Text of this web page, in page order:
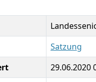
Satzung
29.06.2020